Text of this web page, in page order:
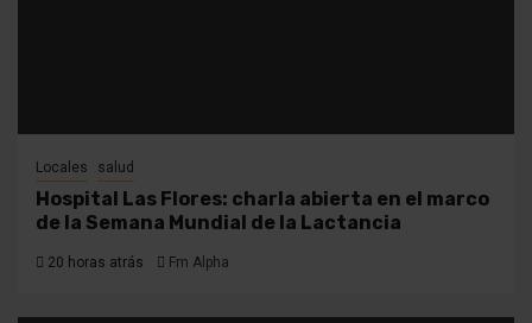
Locales salud
Hospital Las Flores: charla abierta en el marco
de la Semana Mundial de la Lactancia
20 horas atrás Fm Alpha